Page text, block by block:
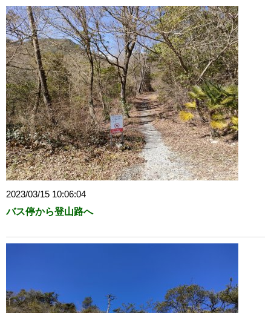
2023/03/15 10:06:04
バス停から登山路へ